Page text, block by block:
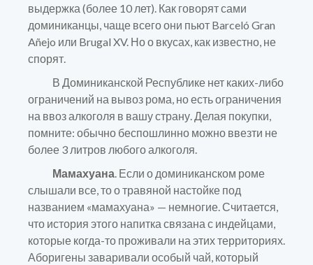
выдержка (более 10 лет). Как говорят сами
доминиканцы, чаще всего они пьют Barceló Gran
Añejo или Brugal XV. Но о вкусах, как известно, не
спорят.
В Доминиканской Республике нет каких-либо
ограничений на вывоз рома, но есть ограничения
на ввоз алкоголя в вашу страну. Делая покупки,
помните: обычно беспошлинно можно ввезти не
более 3 литров любого алкоголя.
Мамахуана . Если о доминиканском роме
слышали все, то о травяной настойке под
названием «мамахуана» — немногие. Считается,
что история этого напитка связана с индейцами,
которые когда-то проживали на этих территориях.
Аборигены заваривали особый чай, который